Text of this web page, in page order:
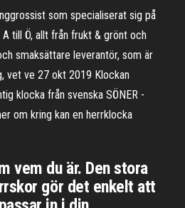
som specialiserat sig på
till Ö, allt från frukt & grönt och
smaksättare leverantör, som är
vet ve 27 okt 2019 Klockan
klocka från svenska SÖNER -
om kring kan en herrklocka
vem du är. Den stora
gör det enkelt att